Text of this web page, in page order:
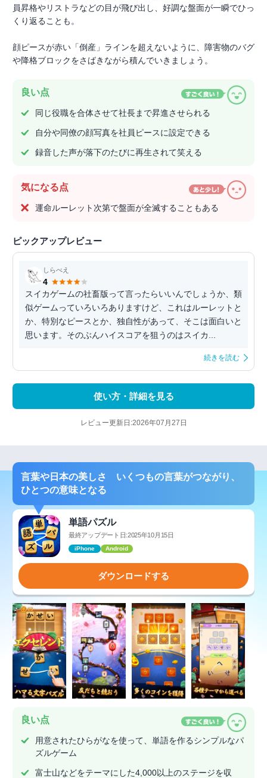
員昇格やリストラなどの目が飛び出し、好調な盤面が一瞬でひっ
くり返ることも。
顔ピースが赤い「倒産」ラインを超えないように、障害物のバグ
や降格ブロックをさばきながら積んでいきましょう。
良い点
同じ役職を合体させて社長まで昇進させられる
自分や同僚の顔写真を社員ピースに設定できる
録音した声が落下のたびに再生されて笑える
気になる点
運命ルーレット次第で盤面が全滅することもある
ピックアップレビュー
しらべえ
4
スイカゲームの社畜版って言ったらいいんでしょうか、類
似ゲームっていろいろありますけど、これはルーレットと
か、特別なピースとか、独自性があって、そこは面白いと
思います。そのぶんハイスコアを狙うのはスイカ...
続きを読む
使い方・詳細を見る
レビュー更新日:2026年07月27日
言葉や日本の美しさ いくつもの言葉がつながり、
ひとつの意味となる
単語パズル
最終アップデート日:2025年10月15日
iPhone Android
ダウンロードする
良い点
用意されたひらがなを使って、単語を作るシンプルなパ
ズルゲーム
富士山などをテーマにした4,000以上のステージを収